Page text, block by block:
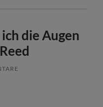
die Augen